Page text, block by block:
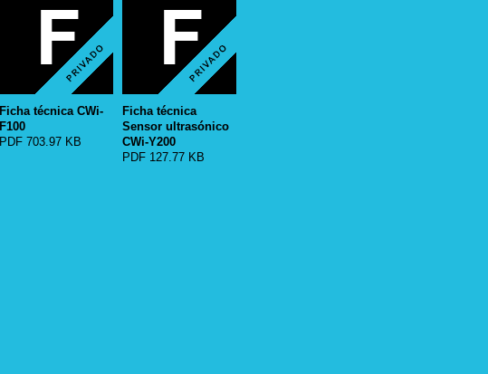
Ficha técnica CWi-
F100
PDF 703.97 KB
Ficha técnica
Sensor ultrasónico
CWi-Y200
PDF 127.77 KB